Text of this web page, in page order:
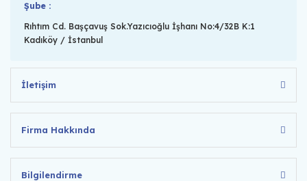
Şube :
Rıhtım Cd. Başçavuş Sok.Yazıcıoğlu İşhanı No:4/32B K:1
Kadıköy / İstanbul
İletişim
Firma Hakkında
Bilgilendirme